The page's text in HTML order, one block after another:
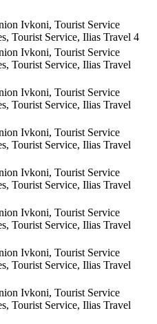
Ivkoni, Tourist Service
Tourist Service, Ilias Travel 4
Ivkoni, Tourist Service
Tourist Service, Ilias Travel
Ivkoni, Tourist Service
Tourist Service, Ilias Travel
Ivkoni, Tourist Service
Tourist Service, Ilias Travel
Ivkoni, Tourist Service
Tourist Service, Ilias Travel
Ivkoni, Tourist Service
Tourist Service, Ilias Travel
Ivkoni, Tourist Service
Tourist Service, Ilias Travel
Ivkoni, Tourist Service
Tourist Service, Ilias Travel